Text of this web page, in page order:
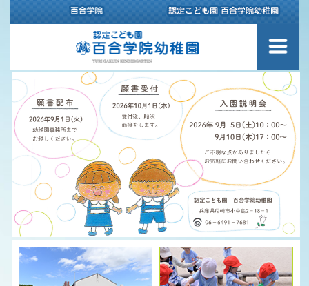
幼稚園について
園内のご案内
スクールバスのご案内
百合学院幼稚園の1日
認定こども園 百合学院幼稚園の
保育理念